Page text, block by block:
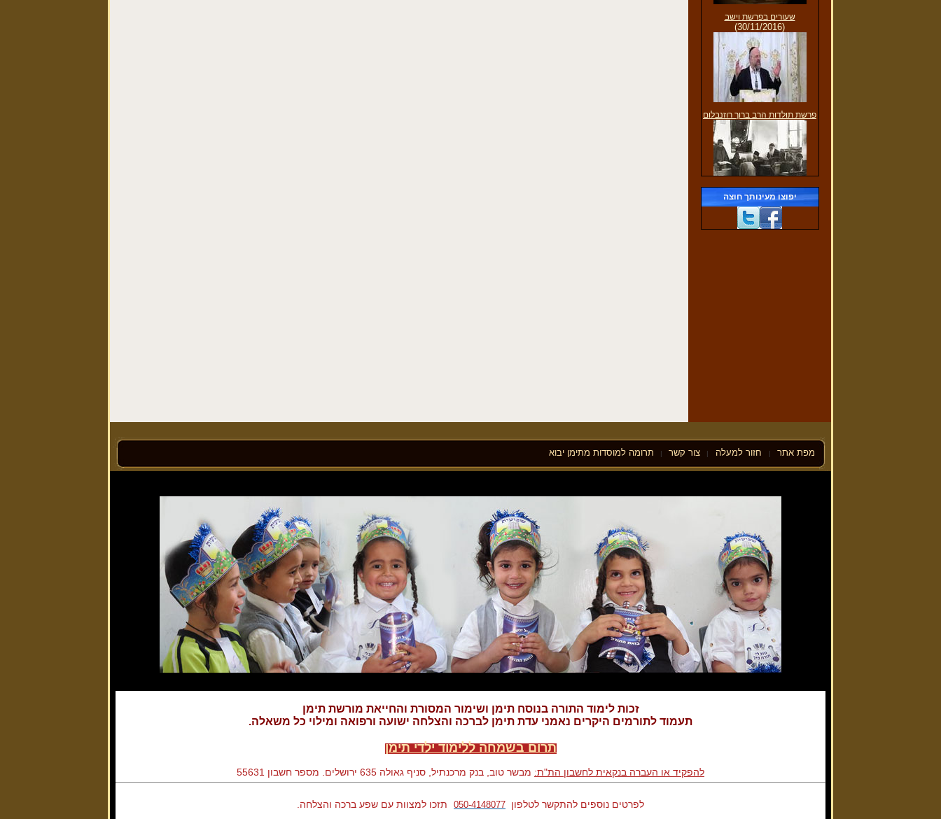
שעורים בפרשת וישב
(30/11/2016)
פרשת תולדות הרב ברוך רוזנבלום
פרשת וישלח
יפוצו מעינותך חוצה
מפת אתר | חזור למעלה | צור קשר | תרומה למוסדות מתימן יבוא
זכות לימוד התורה בנוסח תימן ושימור המסורת והחייאת מורשת תימן
תעמוד לתורמים היקרים נאמני עדת תימן לברכה והצלחה ישועה ורפואה ומילוי כל משאלה.
תרום בשמחה ללימוד ילדי תימן
להפקיד או העברה בנקאית לחשבון הת"ת: מבשר טוב, בנק מרכנתיל, סניף גאולה 635 ירושלים. מספר חשבון 55631
לפרטים נוספים להתקשר לטלפון 050-4148077
תזכו למצוות עם שפע ברכה והצלחה.